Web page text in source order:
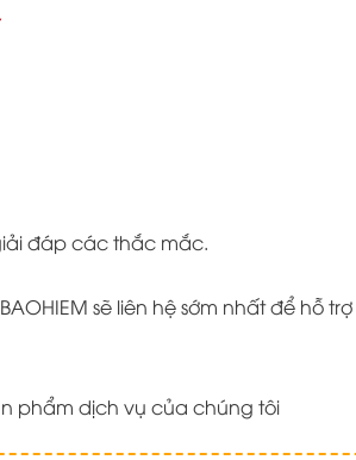
đáp các thắc mắc.
sẽ liên hệ sớm nhất để hỗ trợ
phẩm dịch vụ của chúng tôi